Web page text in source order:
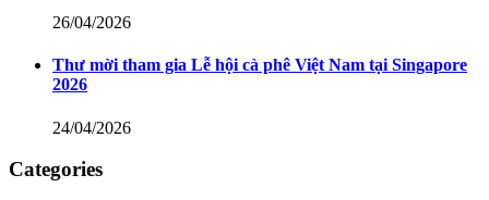
26/04/2026
Thư mời tham gia Lễ hội cà phê Việt Nam tại Singapore
2026
24/04/2026
Categories